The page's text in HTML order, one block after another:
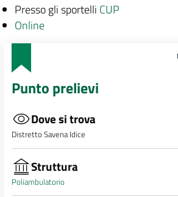
Presso gli sportelli CUP
Online
Punto prelievi
Dove si trova
Distretto Savena Idice
Struttura
Poliambulatorio